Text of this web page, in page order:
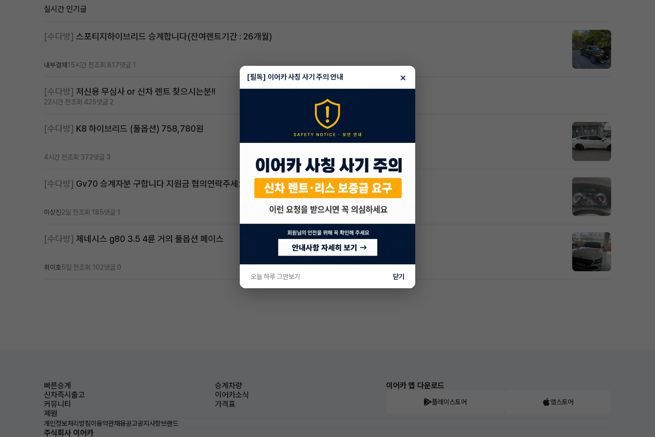
실시간 인기글
[수다방] 스포티지하이브리드 승계합니다(잔여렌트기간 : 26개월)
내부결재15시간 전조회 817댓글 1
[수다방] 저신용 무심사 or 신차 렌트 찾으시는분!!
22시간 전조회 425댓글 2
[수다방] K8 하이브리드 (풀옵션) 758,780원
4시간 전조회 372댓글 3
[수다방] Gv70 승계자분 구합니다 지원금 협의연락주세요
이상진2일 전조회 185댓글 1
[수다방] 제네시스 g80 3.5 4륜 거의 풀옵션 페이스
최이호5일 전조회 102댓글 0
빠른승계
승계차량
신차즉시출고
이어카소식
커뮤니티
가격표
제원
이어카 앱 다운로드
플레이스토어 앱스토어
개인정보처리방침이용약관채용공고공지사항브랜드
주식회사 이어카
[필독] 이어카 사칭 사기 주의 안내 ×
오늘 하루 그만보기 닫기